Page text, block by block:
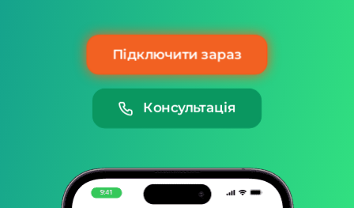
Підключити зараз
Консультація